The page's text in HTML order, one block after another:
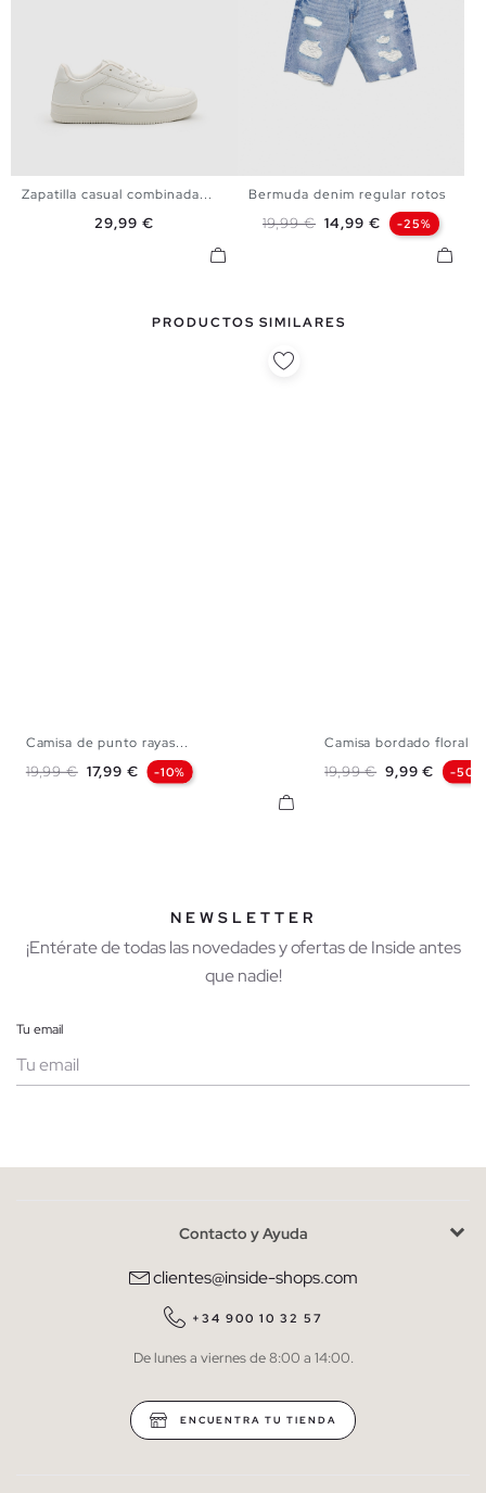
39 40 41 42 43
44
45
Zapatilla casual combinada...
Precio
29,99 €
36 38 40 42 44
46
48
Bermuda denim regular rotos
Precio base
19,99 € Precio
14,99 € -25%
PRODUCTOS SIMILARES
Camisa de punto rayas...
Precio base
19,99 € Precio
17,99 € -10%
Camisa bordado floral
Precio base
19,99 € Precio
9,99 € -50%
NEWSLETTER
¡Entérate de todas las novedades y ofertas de Inside antes
que nadie!
Tu email
He leído y entiendo lapolítica de privacidad
QUIERO SUSCRIBIRME
* Puedes cancelar la suscripción en cualquier momento.
Contacto y Ayuda
clientes@inside-shops.com
+34 900 10 32 57
De lunes a viernes de 8:00 a 14:00.
ENCUENTRA TU TIENDA